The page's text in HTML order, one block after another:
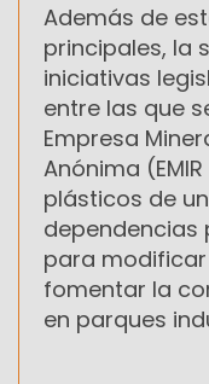
Además de
principales, la
iniciativas
entre las que
Empresa
Anónima
plásticos de
dependencias
para
fomentar la
en parques